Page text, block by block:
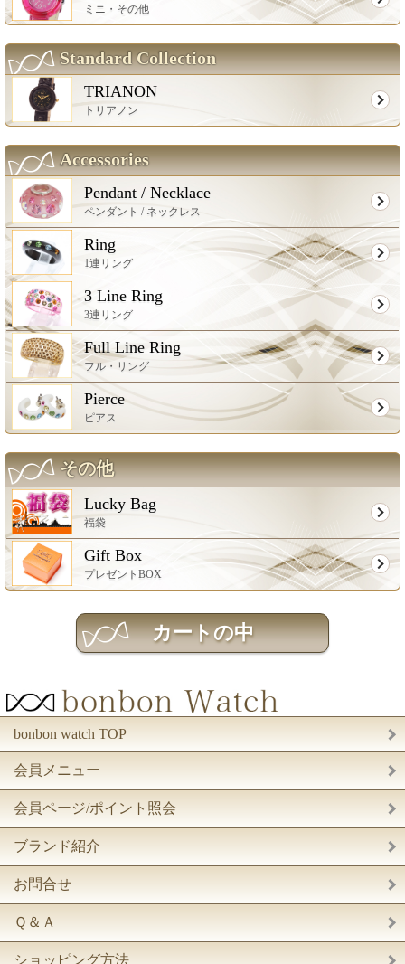
ミニ・その他
Standard Collection
TRIANON
トリアノン
Accessories
Pendant / Necklace
ペンダント / ネックレス
Ring
1連リング
3 Line Ring
3連リング
Full Line Ring
フル・リング
Pierce
ピアス
その他
Lucky Bag
福袋
Gift Box
プレゼントBOX
bonbon watch TOP
会員メニュー
会員ページ/ポイント照会
ブランド紹介
お問合せ
Ｑ＆Ａ
ショッピング方法